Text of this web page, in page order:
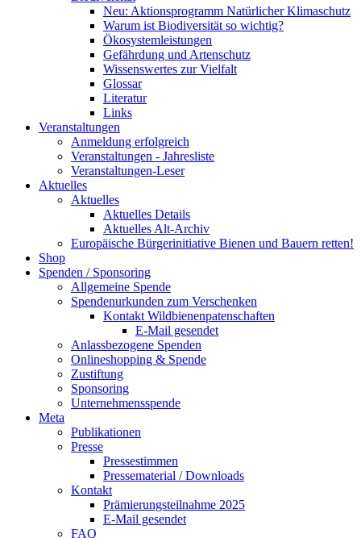
Neu: Aktionsprogramm Natürlicher Klimaschutz
Warum ist Biodiversität so wichtig?
Ökosystemleistungen
Gefährdung und Artenschutz
Wissenswertes zur Vielfalt
Glossar
Literatur
Links
Veranstaltungen
Anmeldung erfolgreich
Veranstaltungen - Jahresliste
Veranstaltungen-Leser
Aktuelles
Aktuelles
Aktuelles Details
Aktuelles Alt-Archiv
Europäische Bürgerinitiative Bienen und Bauern retten!
Shop
Spenden / Sponsoring
Allgemeine Spende
Spendenurkunden zum Verschenken
Kontakt Wildbienenpatenschaften
E-Mail gesendet
Anlassbezogene Spenden
Onlineshopping & Spende
Zustiftung
Sponsoring
Unternehmensspende
Meta
Publikationen
Presse
Pressestimmen
Pressematerial / Downloads
Kontakt
Prämierungsteilnahme 2025
E-Mail gesendet
FAQ